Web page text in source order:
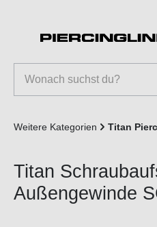
Weitere Kategorien Titan
Titan
Außengewinde